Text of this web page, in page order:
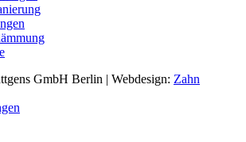
GmbH Berlin | Webdesign: Zahn